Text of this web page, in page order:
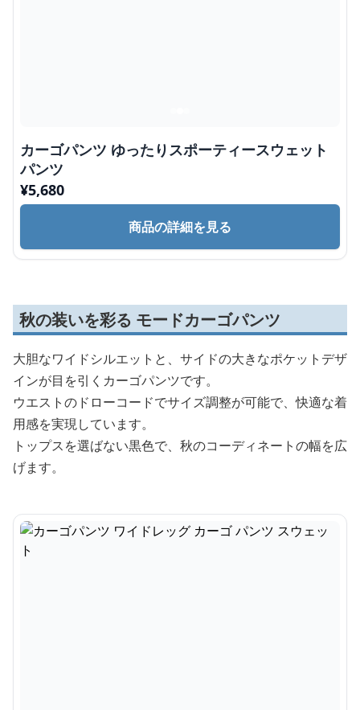
カーゴパンツ ゆったりスポーティースウェット
パンツ
¥5,680
商品の詳細を見る
秋の装いを彩る モードカーゴパンツ
大胆なワイドシルエットと、サイドの大きなポケットデザ
インが目を引くカーゴパンツです。
ウエストのドローコードでサイズ調整が可能で、快適な着
用感を実現しています。
トップスを選ばない黒色で、秋のコーディネートの幅を広
げます。